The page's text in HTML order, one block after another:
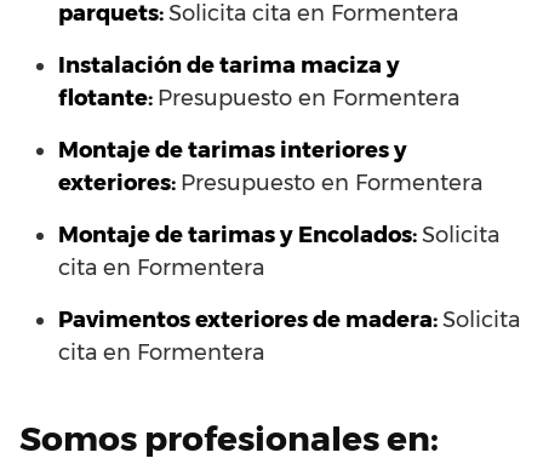
parquets:Solicita cita en Formentera
Instalación de tarima maciza y
flotante: Presupuesto en Formentera
Montaje de tarimas interiores y
exteriores: Presupuesto en Formentera
Montaje de tarimas y Encolados:Solicita
cita en Formentera
Pavimentos exteriores de madera:Solicita
cita en Formentera
Somos profesionales en: